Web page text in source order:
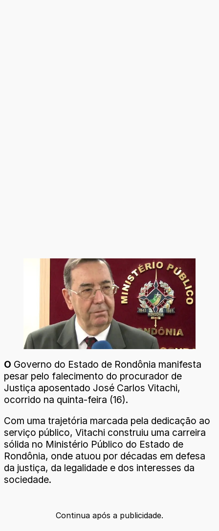
O Governo do Estado de Rondônia manifesta
pesar pelo falecimento do procurador de
Justiça aposentado José Carlos Vitachi,
ocorrido na quinta-feira (16).
Com uma trajetória marcada pela dedicação ao
serviço público, Vitachi construiu uma carreira
sólida no Ministério Público do Estado de
Rondônia, onde atuou por décadas em defesa
da justiça, da legalidade e dos interesses da
sociedade.
Continua após a publicidade.